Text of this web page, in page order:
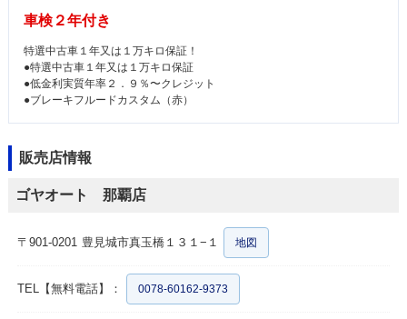
車検２年付き
特選中古車１年又は１万キロ保証！
●特選中古車１年又は１万キロ保証
●低金利実質年率２．９％〜クレジット
●ブレーキフルードカスタム（赤）
販売店情報
ゴヤオート 那覇店
〒901-0201 豊見城市真玉橋１３１−１ 地図
TEL【無料電話】： 0078-60162-9373